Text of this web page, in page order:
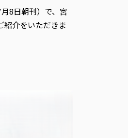
8日朝刊）で、宮
紹介をいただきま